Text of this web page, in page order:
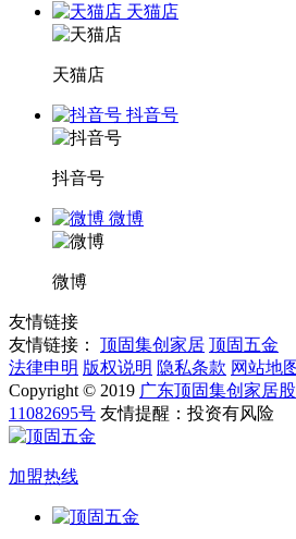
天猫店
天猫店
抖音号
抖音号
微博
微博
友情链接
友情链接：
顶固集创家居 顶固五金
法律申明 版权说明 隐私条款 网站地
Copyright © 2019 广东顶固集创家居
11082695号 友情提醒：投资有风险
加盟热线